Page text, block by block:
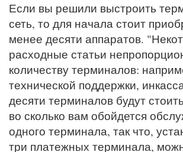
Если вы решили выстроить
сеть, то для начала стоит
менее десяти аппаратов.
расходные статьи
количеству терминалов:
технической поддержки,
десяти терминалов будут
во сколько вам обойдется
одного терминала, так что,
три платежных терминала,